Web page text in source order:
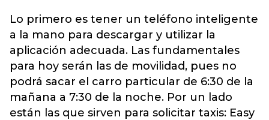
Lo primero es tener un teléfono inteligente
a la mano para descargar y utilizar la
aplicación adecuada. Las fundamentales
para hoy serán las de movilidad, pues no
podrá sacar el carro particular de 6:30 de la
mañana a 7:30 de la noche. Por un lado
están las que sirven para solicitar taxis: Easy